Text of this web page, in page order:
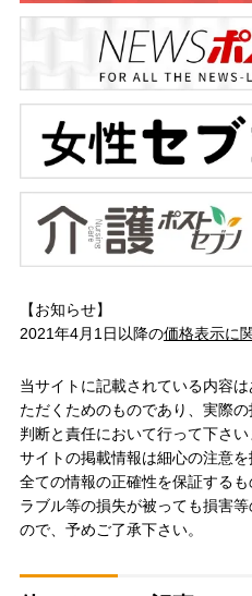
【お知らせ】
2021年4月1日以降の価格表示に
当サイトに記載されている内容
ただくためのものであり、実際
判断と責任において行って下さ
サイトの掲載情報は細心の注意
全ての情報の正確性を保証する
ラブル等の損失が被っても損害
ので、予めご了承下さい。